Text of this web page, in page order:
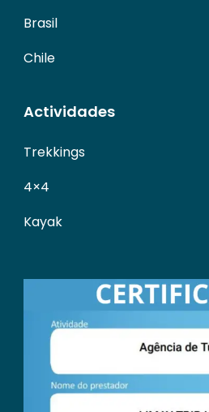
Brasil
Chile
Actividades
Trekkings
4×4
Kayak